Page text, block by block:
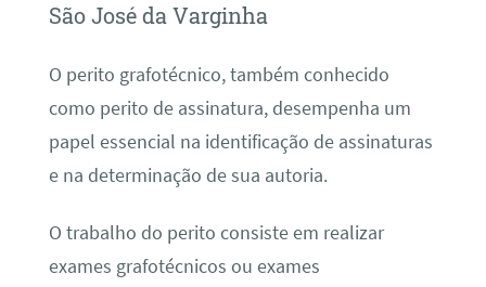
São José da Varginha
O perito grafotécnico, também conhecido
como perito de assinatura, desempenha um
papel essencial na identificação de assinaturas
e na determinação de sua autoria.
O trabalho do perito consiste em realizar
exames grafotécnicos ou exames